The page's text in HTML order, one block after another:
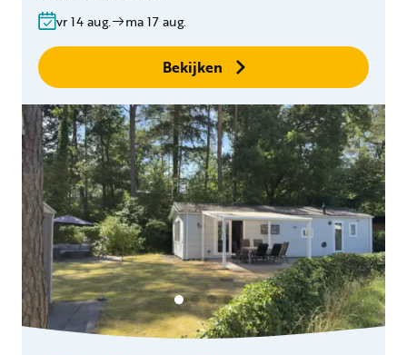
binnen 24 uur
Geen boekingskosten
vr 14 aug. ma 17 aug.
Bekijken